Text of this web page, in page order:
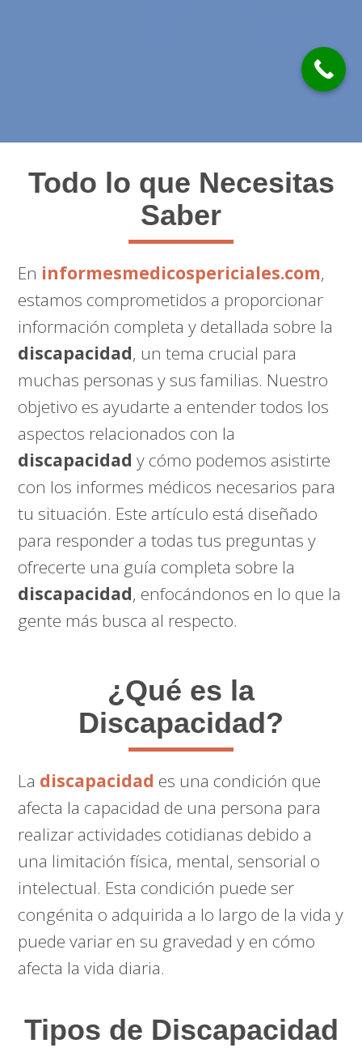
Todo lo que Necesitas
Saber
En informesmedicospericiales.com,
estamos comprometidos a proporcionar
información completa y detallada sobre la
discapacidad, un tema crucial para
muchas personas y sus familias. Nuestro
objetivo es ayudarte a entender todos los
aspectos relacionados con la
discapacidady cómo podemos asistirte
con los informes médicos necesarios para
tu situación. Este artículo está diseñado
para responder a todas tus preguntas y
ofrecerte una guía completa sobre la
discapacidad, enfocándonos en lo que la
gente más busca al respecto.
¿Qué es la
Discapacidad?
La discapacidad es una condición que
afecta la capacidad de una persona para
realizar actividades cotidianas debido a
una limitación física, mental, sensorial o
intelectual. Esta condición puede ser
congénita o adquirida a lo largo de la vida y
puede variar en su gravedad y en cómo
afecta la vida diaria.
Tipos de Discapacidad